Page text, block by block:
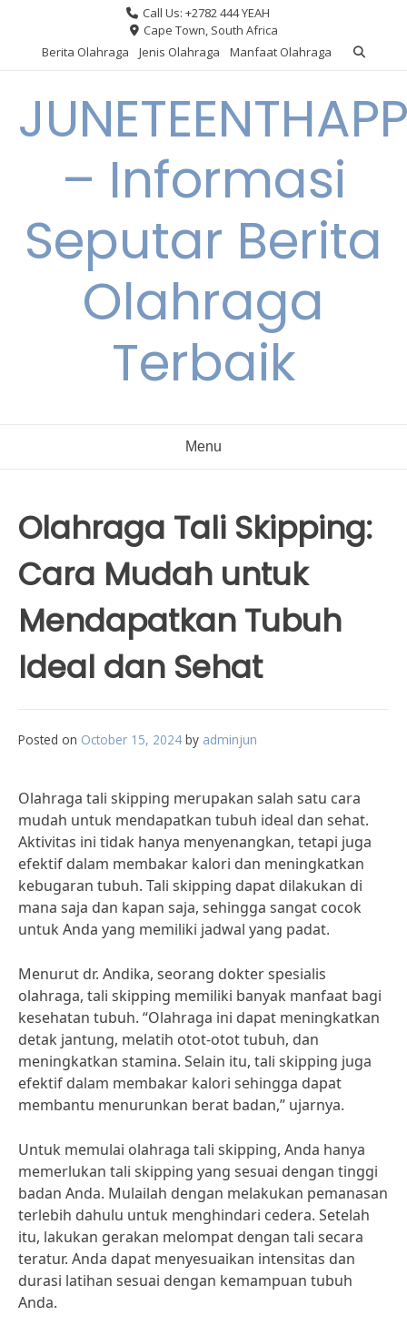
content
Call Us: +2782 444 YEAH
Cape Town, South Africa
Berita Olahraga
Jenis Olahraga Manfaat Olahraga
– Informasi
Seputar Berita
Olahraga
Terbaik
Menu
Olahraga Tali Skipping:
Cara Mudah untuk
Mendapatkan Tubuh
Ideal dan Sehat
Posted on October 15, 2024 by adminjun
Olahraga tali skipping merupakan salah satu cara
mudah untuk mendapatkan tubuh ideal dan sehat.
Aktivitas ini tidak hanya menyenangkan, tetapi juga
efektif dalam membakar kalori dan meningkatkan
kebugaran tubuh. Tali skipping dapat dilakukan di
mana saja dan kapan saja, sehingga sangat cocok
untuk Anda yang memiliki jadwal yang padat.
Menurut dr. Andika, seorang dokter spesialis
olahraga, tali skipping memiliki banyak manfaat bagi
kesehatan tubuh. “Olahraga ini dapat meningkatkan
detak jantung, melatih otot-otot tubuh, dan
meningkatkan stamina. Selain itu, tali skipping juga
efektif dalam membakar kalori sehingga dapat
membantu menurunkan berat badan,” ujarnya.
Untuk memulai olahraga tali skipping, Anda hanya
memerlukan tali skipping yang sesuai dengan tinggi
badan Anda. Mulailah dengan melakukan pemanasan
terlebih dahulu untuk menghindari cedera. Setelah
itu, lakukan gerakan melompat dengan tali secara
teratur. Anda dapat menyesuaikan intensitas dan
durasi latihan sesuai dengan kemampuan tubuh
Anda.